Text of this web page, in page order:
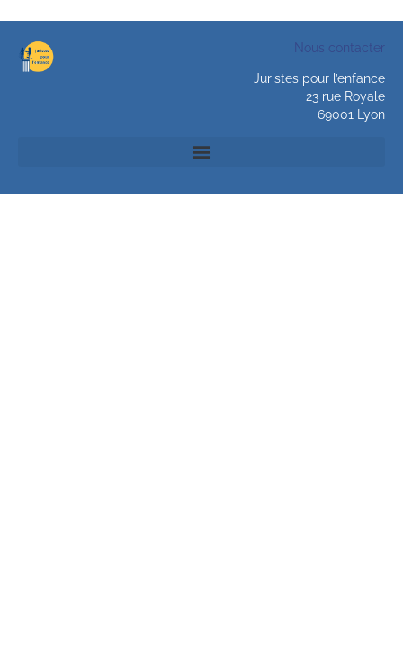
Nous contacter
Juristes pour l’enfance
23 rue Royale
69001 Lyon